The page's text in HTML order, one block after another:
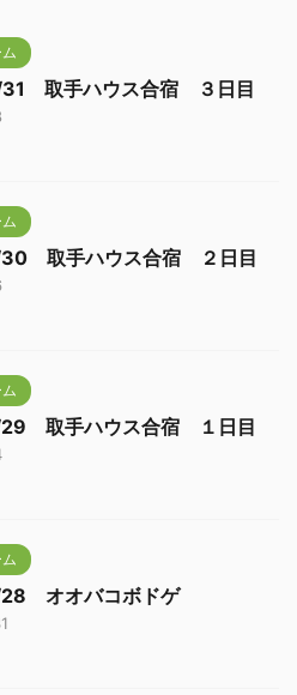
取手ハウス合宿 ３日目
取手ハウス合宿 ２日目
取手ハウス合宿 １日目
オオバコボドゲ